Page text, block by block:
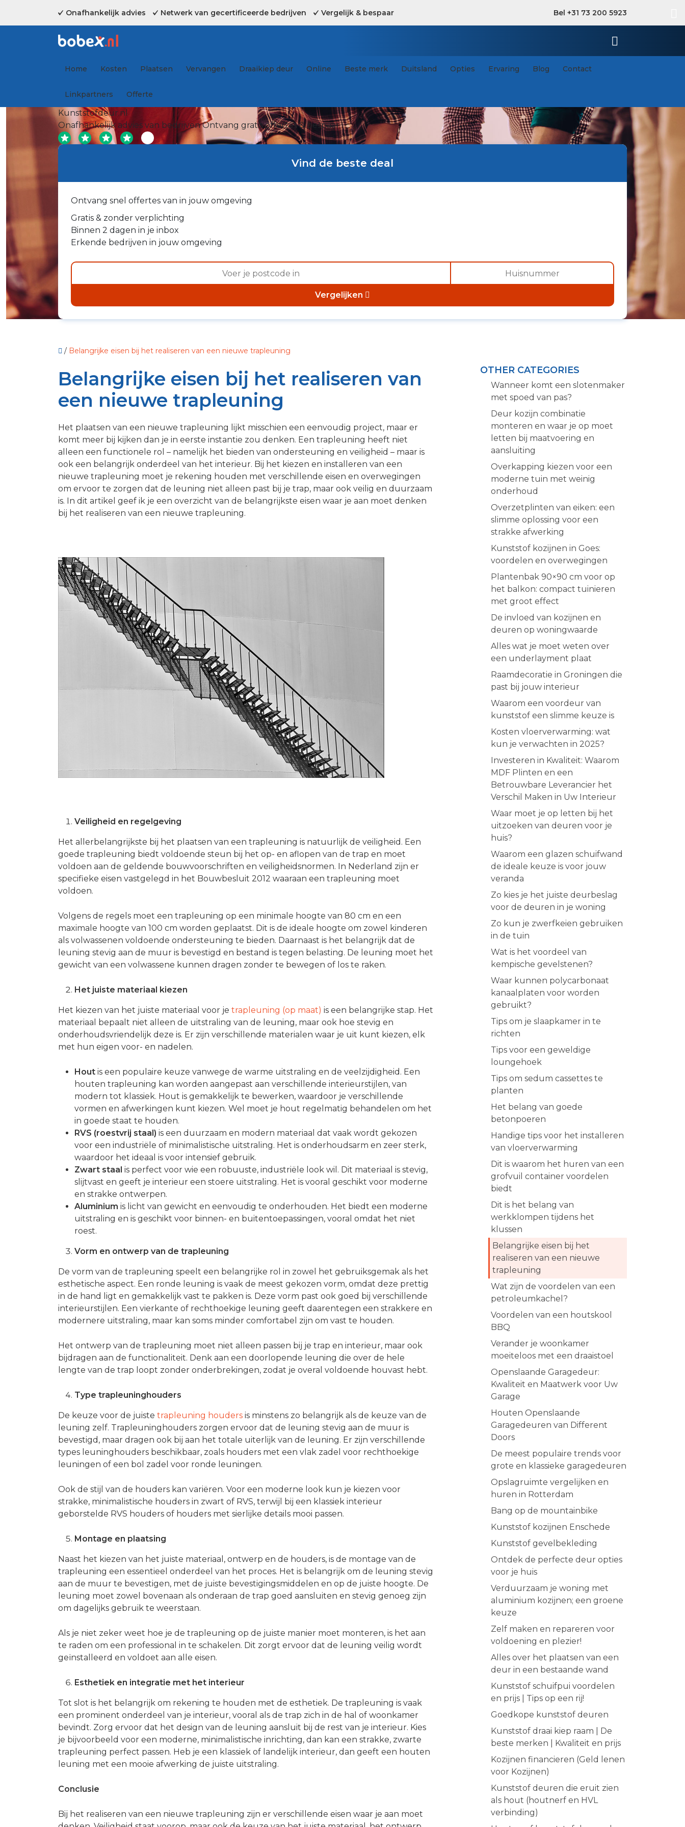
Onafhankelijk advies Netwerk van gecertificeerde bedrijven Vergelijk & bespaar Bel +31 73 200 5923
Home Kosten Plaatsen Vervangen Draaikiep deur Online Beste merk Duitsland Opties Ervaring Blog Contact
Linkpartners Offerte
Kunststofdeur.nl
Onafhankelijk advies van bedrijvenOntvang gratis offertes & bespaar !
Vind de beste deal
Ontvang snel offertes van in jouw omgeving
Gratis & zonder verplichting
Binnen 2 dagen in je inbox
Erkende bedrijven in jouw omgeving
Vergelijken
/ Belangrijke eisen bij het realiseren van een nieuwe trapleuning
Belangrijke eisen bij het realiseren van
een nieuwe trapleuning
Het plaatsen van een nieuwe trapleuning lijkt misschien een eenvoudig project, maar er
komt meer bij kijken dan je in eerste instantie zou denken. Een trapleuning heeft niet
alleen een functionele rol – namelijk het bieden van ondersteuning en veiligheid – maar is
ook een belangrijk onderdeel van het interieur. Bij het kiezen en installeren van een
nieuwe trapleuning moet je rekening houden met verschillende eisen en overwegingen
om ervoor te zorgen dat de leuning niet alleen past bij je trap, maar ook veilig en duurzaam
is. In dit artikel geef ik je een overzicht van de belangrijkste eisen waar je aan moet denken
bij het realiseren van een nieuwe trapleuning.
Veiligheid en regelgeving
Het allerbelangrijkste bij het plaatsen van een trapleuning is natuurlijk de veiligheid. Een
goede trapleuning biedt voldoende steun bij het op- en aflopen van de trap en moet
voldoen aan de geldende bouwvoorschriften en veiligheidsnormen. In Nederland zijn er
specifieke eisen vastgelegd in het Bouwbesluit 2012 waaraan een trapleuning moet
voldoen.
Volgens de regels moet een trapleuning op een minimale hoogte van 80 cm en een
maximale hoogte van 100 cm worden geplaatst. Dit is de ideale hoogte om zowel kinderen
als volwassenen voldoende ondersteuning te bieden. Daarnaast is het belangrijk dat de
leuning stevig aan de muur is bevestigd en bestand is tegen belasting. De leuning moet het
gewicht van een volwassene kunnen dragen zonder te bewegen of los te raken.
Het juiste materiaal kiezen
Het kiezen van het juiste materiaal voor je trapleuning (op maat) is een belangrijke stap. Het
materiaal bepaalt niet alleen de uitstraling van de leuning, maar ook hoe stevig en
onderhoudsvriendelijk deze is. Er zijn verschillende materialen waar je uit kunt kiezen, elk
met hun eigen voor- en nadelen.
Hout is een populaire keuze vanwege de warme uitstraling en de veelzijdigheid. Een
houten trapleuning kan worden aangepast aan verschillende interieurstijlen, van
modern tot klassiek. Hout is gemakkelijk te bewerken, waardoor je verschillende
vormen en afwerkingen kunt kiezen. Wel moet je hout regelmatig behandelen om het
in goede staat te houden.
RVS (roestvrij staal) is een duurzaam en modern materiaal dat vaak wordt gekozen
voor een industriële of minimalistische uitstraling. Het is onderhoudsarm en zeer sterk,
waardoor het ideaal is voor intensief gebruik.
Zwart staal is perfect voor wie een robuuste, industriële look wil. Dit materiaal is stevig,
slijtvast en geeft je interieur een stoere uitstraling. Het is vooral geschikt voor moderne
en strakke ontwerpen.
Aluminium is licht van gewicht en eenvoudig te onderhouden. Het biedt een moderne
uitstraling en is geschikt voor binnen- en buitentoepassingen, vooral omdat het niet
roest.
Vorm en ontwerp van de trapleuning
De vorm van de trapleuning speelt een belangrijke rol in zowel het gebruiksgemak als het
esthetische aspect. Een ronde leuning is vaak de meest gekozen vorm, omdat deze prettig
in de hand ligt en gemakkelijk vast te pakken is. Deze vorm past ook goed bij verschillende
interieurstijlen. Een vierkante of rechthoekige leuning geeft daarentegen een strakkere en
modernere uitstraling, maar kan soms minder comfortabel zijn om vast te houden.
Het ontwerp van de trapleuning moet niet alleen passen bij je trap en interieur, maar ook
bijdragen aan de functionaliteit. Denk aan een doorlopende leuning die over de hele
lengte van de trap loopt zonder onderbrekingen, zodat je overal voldoende houvast hebt.
Type trapleuninghouders
De keuze voor de juiste trapleuning houders is minstens zo belangrijk als de keuze van de
leuning zelf. Trapleuninghouders zorgen ervoor dat de leuning stevig aan de muur is
bevestigd, maar dragen ook bij aan het totale uiterlijk van de leuning. Er zijn verschillende
types leuninghouders beschikbaar, zoals houders met een vlak zadel voor rechthoekige
leuningen of een bol zadel voor ronde leuningen.
Ook de stijl van de houders kan variëren. Voor een moderne look kun je kiezen voor
strakke, minimalistische houders in zwart of RVS, terwijl bij een klassiek interieur
geborstelde RVS houders of houders met sierlijke details mooi passen.
Montage en plaatsing
Naast het kiezen van het juiste materiaal, ontwerp en de houders, is de montage van de
trapleuning een essentieel onderdeel van het proces. Het is belangrijk om de leuning stevig
aan de muur te bevestigen, met de juiste bevestigingsmiddelen en op de juiste hoogte. De
leuning moet zowel bovenaan als onderaan de trap goed aansluiten en stevig genoeg zijn
om dagelijks gebruik te weerstaan.
Als je niet zeker weet hoe je de trapleuning op de juiste manier moet monteren, is het aan
te raden om een professional in te schakelen. Dit zorgt ervoor dat de leuning veilig wordt
geïnstalleerd en voldoet aan alle eisen.
Esthetiek en integratie met het interieur
Tot slot is het belangrijk om rekening te houden met de esthetiek. De trapleuning is vaak
een prominent onderdeel van je interieur, vooral als de trap zich in de hal of woonkamer
bevindt. Zorg ervoor dat het design van de leuning aansluit bij de rest van je interieur. Kies
je bijvoorbeeld voor een moderne, minimalistische inrichting, dan kan een strakke, zwarte
trapleuning perfect passen. Heb je een klassiek of landelijk interieur, dan geeft een houten
leuning met een mooie afwerking de juiste uitstraling.
Conclusie
Bij het realiseren van een nieuwe trapleuning zijn er verschillende eisen waar je aan moet
OTHER CATEGORIES
Wanneer komt een slotenmaker
met spoed van pas?
Deur kozijn combinatie
monteren en waar je op moet
letten bij maatvoering en
aansluiting
Overkapping kiezen voor een
moderne tuin met weinig
onderhoud
Overzetplinten van eiken: een
slimme oplossing voor een
strakke afwerking
Kunststof kozijnen in Goes:
voordelen en overwegingen
Plantenbak 90×90 cm voor op
het balkon: compact tuinieren
met groot effect
De invloed van kozijnen en
deuren op woningwaarde
Alles wat je moet weten over
een underlayment plaat
Raamdecoratie in Groningen die
past bij jouw interieur
Waarom een voordeur van
kunststof een slimme keuze is
Kosten vloerverwarming: wat
kun je verwachten in 2025?
Investeren in Kwaliteit: Waarom
MDF Plinten en een
Betrouwbare Leverancier het
Verschil Maken in Uw Interieur
Waar moet je op letten bij het
uitzoeken van deuren voor je
huis?
Waarom een glazen schuifwand
de ideale keuze is voor jouw
veranda
Zo kies je het juiste deurbeslag
voor de deuren in je woning
Zo kun je zwerfkeien gebruiken
in de tuin
Wat is het voordeel van
kempische gevelstenen?
Waar kunnen polycarbonaat
kanaalplaten voor worden
gebruikt?
Tips om je slaapkamer in te
richten
Tips voor een geweldige
loungehoek
Tips om sedum cassettes te
planten
Het belang van goede
betonpoeren
Handige tips voor het installeren
van vloerverwarming
Dit is waarom het huren van een
grofvuil container voordelen
biedt
Dit is het belang van
werkklompen tijdens het
klussen
Belangrijke eisen bij het
realiseren van een nieuwe
trapleuning
Wat zijn de voordelen van een
petroleumkachel?
Voordelen van een houtskool
BBQ
Verander je woonkamer
moeiteloos met een draaistoel
Openslaande Garagedeur:
Kwaliteit en Maatwerk voor Uw
Garage
Houten Openslaande
Garagedeuren van Different
Doors
De meest populaire trends voor
grote en klassieke garagedeuren
Opslagruimte vergelijken en
huren in Rotterdam
Bang op de mountainbike
Kunststof kozijnen Enschede
Kunststof gevelbekleding
Ontdek de perfecte deur opties
voor je huis
Verduurzaam je woning met
aluminium kozijnen; een groene
keuze
Zelf maken en repareren voor
voldoening en plezier!
Alles over het plaatsen van een
deur in een bestaande wand
Kunststof schuifpui voordelen
en prijs | Tips op een rij!
Goedkope kunststof deuren
Kunststof draai kiep raam | De
beste merken | Kwaliteit en prijs
Kozijnen financieren (Geld lenen
voor Kozijnen)
Kunststof deuren die eruit zien
als hout (houtnerf en HVL
verbinding)